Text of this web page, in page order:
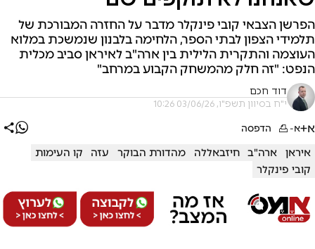
הפרשן הצבאי קובי פינקלר מדבר על החזרה המבורכת של
תלמידי הצפון לבתי הספר, הלחימה בלבנון שנמשכת במלוא
העוצמה והתקרית הלילית בין ארה"ב לאיראן סביב מכלית
הנפט: "זה חלק מהמשחק הקבוע במרחב"
דוד חכם
י"ח בסיוון תשפ"ו, 03/06/26 10:26
א+א- הדפסה
איראן ארה"ב חיזבאללה מהדורת הבוקר עזה
קו העימות
קובי פינקלר